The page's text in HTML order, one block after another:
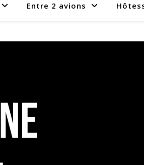
Entre 2 avions